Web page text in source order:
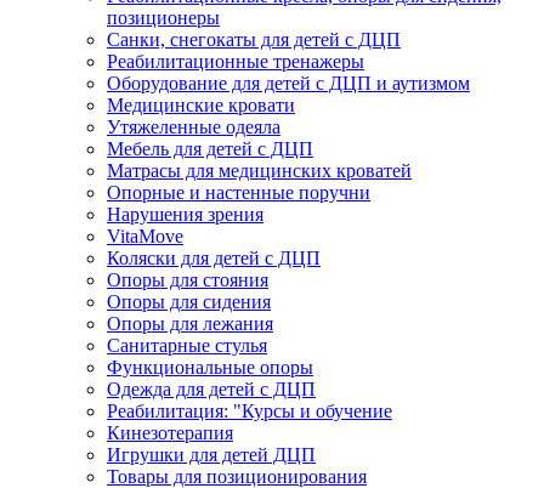
позиционеры
Санки, снегокаты для детей с ДЦП
Реабилитационные тренажеры
Оборудование для детей с ДЦП и аутизмом
Медицинские кровати
Утяжеленные одеяла
Мебель для детей с ДЦП
Матрасы для медицинских кроватей
Опорные и настенные поручни
Нарушения зрения
VitaMove
Коляски для детей с ДЦП
Опоры для стояния
Опоры для сидения
Опоры для лежания
Санитарные стулья
Функциональные опоры
Одежда для детей с ДЦП
Реабилитация: "Курсы и обучение
Кинезотерапия
Игрушки для детей ДЦП
Товары для позиционирования